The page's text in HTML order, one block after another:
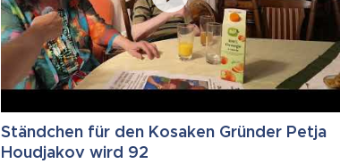
Ständchen für den Kosaken Gründer Petja
Houdjakov wird 92